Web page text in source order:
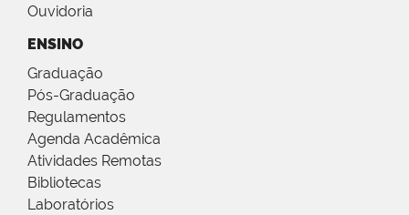
Ouvidoria
ENSINO
Graduação
Pós-Graduação
Regulamentos
Agenda Acadêmica
Atividades Remotas
Bibliotecas
Laboratórios